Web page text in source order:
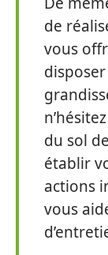
de
vous
du sol
établir
actions
vous